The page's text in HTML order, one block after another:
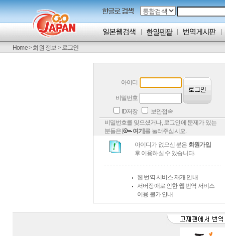
Home>회원 정보 >로그인
아이디
비밀번호
ID저장
보안접속
비밀번호를 잊으셨거나, 로그인에 문제가 있는
분들은 [
여기]를 눌러주십시오.
아이디가 없으신 분은 회원가입
후 이용하실 수 있습니다.
웹 번역 서비스 재개 안내
서버장애로 인한 웹 번역 서비스
이용 불가 안내